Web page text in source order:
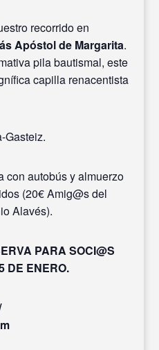
recorrido en
Apóstol de Margarita.
pila bautismal, este
capilla renacentista
Gasteiz.
con autobús y almuerzo
(20€ Amig@s del
Alavés).
PARA SOCI@S
DE ENERO.